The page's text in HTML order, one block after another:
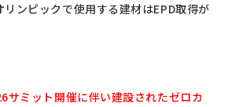
ンピックで使用する建材はEPD取得が
サミット開催に伴い建設されたゼロカ